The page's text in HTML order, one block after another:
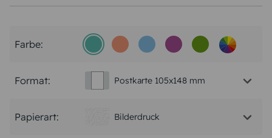
Farbe:
Format: Postkarte 105x148 mm
Papierart: Bilderdruck